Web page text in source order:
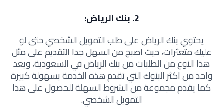
2. بنك الرياض:
يحتوي بنك الرياض على طلب التمويل الشخصي حتى لو
عليك متعثرات، حيث اصبح من السهل جدا التقديم على مثل
هذا النوع من الطلبات من بنك الرياض في السعودية، ويعد
واحد من اكثر البنوك التي تقدم هذه الخدمة بسهولة كبيرة
كما يقدم مجموعة من الشروط السهلة للحصول على هذا
التمويل الشخصي.